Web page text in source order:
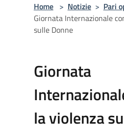
Home > Notizie > Pari
Giornata Internazionale
sulle Donne
Giornata
la violenza